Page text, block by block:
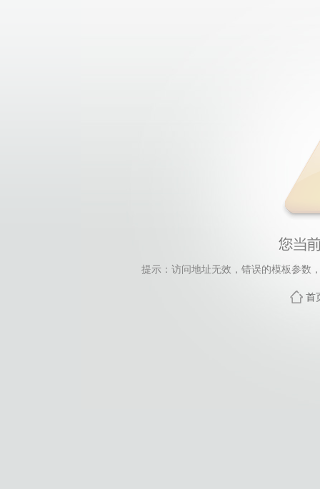
提示：访问地址无效，错误的模板参数
首